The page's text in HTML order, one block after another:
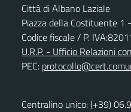
Città di Albano Laziale
Piazza della Costituente 1
Codice fiscale / P.
U.R.P. - Ufficio Relazioni
PEC:
Centralino unico: (+39)